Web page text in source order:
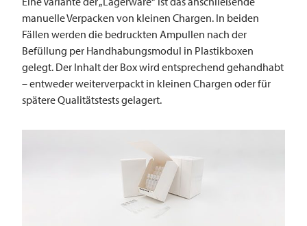
manuelle Verpacken von kleinen Chargen. In beiden
Fällen werden die bedruckten Ampullen nach der
Befüllung per Handhabungsmodul in Plastikboxen
gelegt. Der Inhalt der Box wird entsprechend gehandhabt
– entweder weiterverpackt in kleinen Chargen oder für
spätere Qualitätstests gelagert.